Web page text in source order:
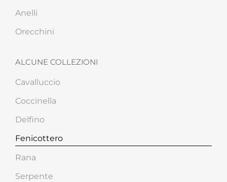
Anelli
Orecchini
ALCUNE COLLEZIONI
Cavalluccio
Coccinella
Delfino
Fenicottero
Rana
Serpente